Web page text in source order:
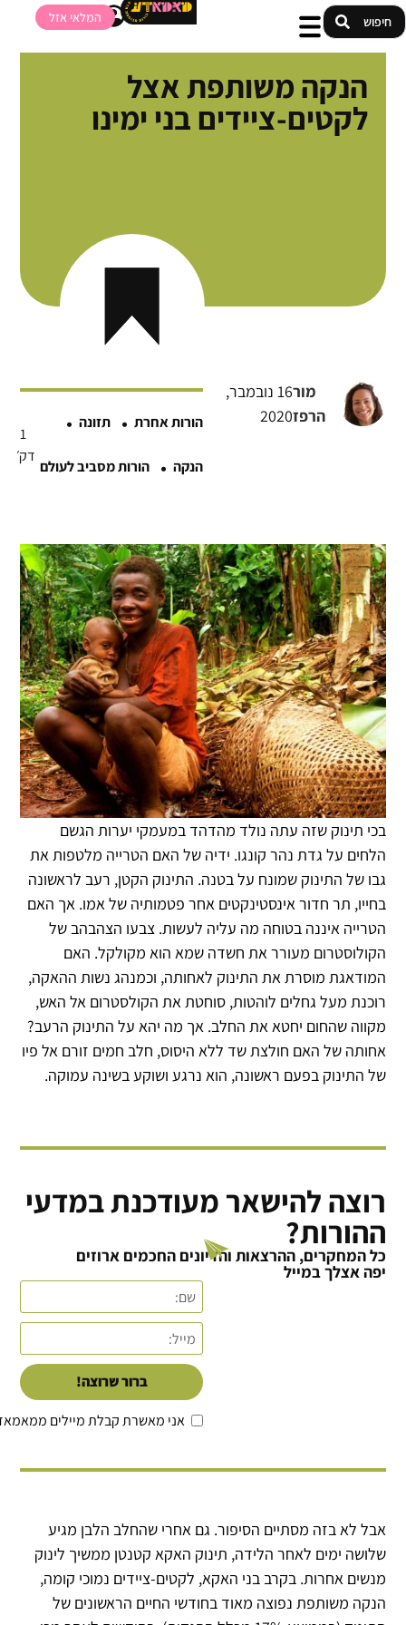
המלאי אזל
הנקה משותפת אצל
לקטים-ציידים בני ימינו
1
דק׳
הורות אחרת · תזונה ·
הנקה · הורות מסביב לעולם
16 נובמבר,
2020
מור
הרפז
בכי תינוק שזה עתה נולד מהדהד במעמקי יערות הגשם
הלחים על גדת נהר קונגו. ידיה של האם הטרייה מלטפות את
גבו של התינוק שמונח על בטנה. התינוק הקטן, רעב לראשונה
בחייו, תר חדור אינסטינקטים אחר פטמותיה של אמו. אך האם
הטרייה איננה בטוחה מה עליה לעשות. צבעו הצהבהב של
הקולוסטרום מעורר את חשדה שמא הוא מקולקל. האם
המודאגת מוסרת את התינוק לאחותה, וכמנהג נשות ההאקה,
רוכנת מעל גחלים לוהטות, סוחטת את הקולסטרום אל האש,
מקווה שהחום יחטא את החלב. אך מה יהא על התינוק הרעב?
אחותה של האם חולצת שד ללא היסוס, חלב חמים זורם אל פיו
של התינוק בפעם ראשונה, הוא נרגע ושוקע בשינה עמוקה.
רוצה להישאר מעודכנת במדעי
ההורות?
כל המחקרים, ההרצאות והדיונים החכמים ארוזים
יפה אצלך במייל
אני מאשרת קבלת מיילים
ברור שרוצה!
אבל לא בזה מסתיים הסיפור. גם אחרי שהחלב הלבן מגיע
שלושה ימים לאחר הלידה, תינוק האקא קטנטן ממשיך לינוק
מנשים אחרות. בקרב בני האקא, לקטים-ציידים נמוכי קומה,
הנקה משותפת נפוצה מאוד בחודשי החיים הראשונים של